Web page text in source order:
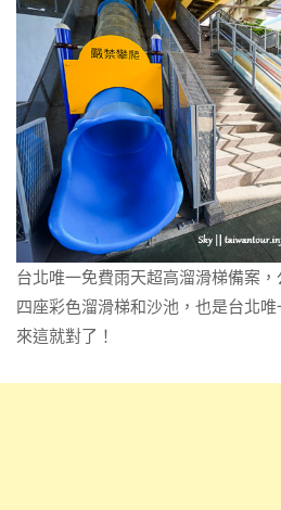
台北唯一免費雨天超高溜滑梯備案，
四座彩色溜滑梯和沙池，也是台北
來這就對了！